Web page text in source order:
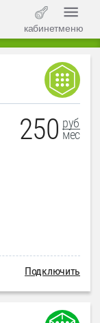
кабинетменю
250 руб
мес
Подключить